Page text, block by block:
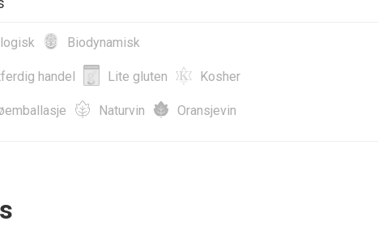
Biodynamisk
handel Lite gluten Kosher
Naturvin Oransjevin